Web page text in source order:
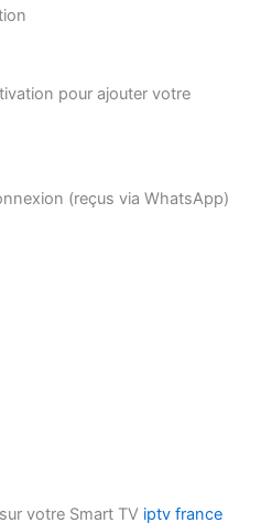
pour ajouter votre
(reçus via WhatsApp)
votre Smart TV iptv france